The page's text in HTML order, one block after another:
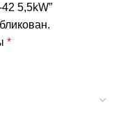
5,5kW”
*